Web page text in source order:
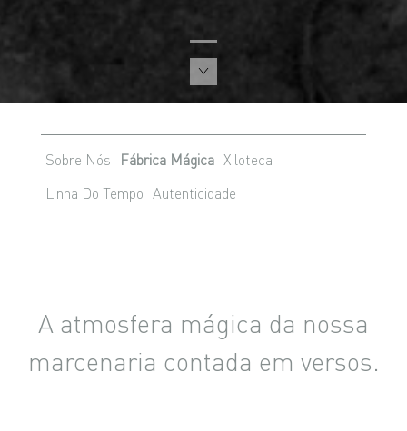
Sobre Nós Fábrica Mágica Xiloteca
Linha Do Tempo Autenticidade
A atmosfera mágica da nossa
marcenaria contada em versos.